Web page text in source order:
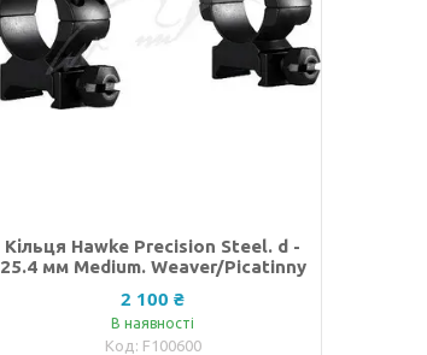
Кільця Hawke Precision Steel. d -
25.4 мм Medium. Weaver/Picatinny
2 100 ₴
В наявності
F100600